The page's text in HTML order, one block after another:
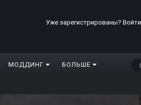
Уже зарегистрированы? Войти
МОДДИНГ БОЛЬШЕ